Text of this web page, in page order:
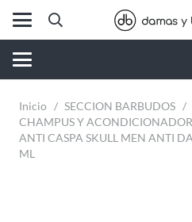
Inicio / SECCION BARBUDOS /
CHAMPUS Y
ANTI CASPA SKULL MEN ANTI
ML